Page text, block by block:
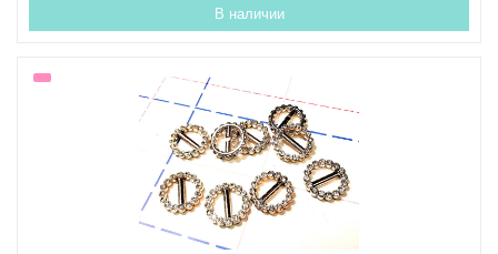
В наличии